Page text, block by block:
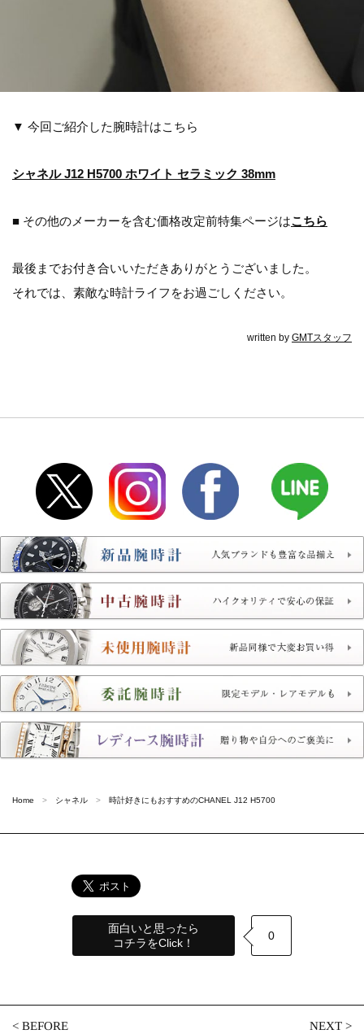
▼ 今回ご紹介した腕時計はこちら
シャネル J12 H5700 ホワイト セラミック 38mm
■ その他のメーカーを含む価格改定前特集ページはこちら
最後までお付き合いいただきありがとうございました。
それでは、素敵な時計ライフをお過ごしください。
written by GMTスタッフ
Home シャネル 時計好きにもおすすめのCHANEL J12 H5700
面白いと思ったら
コチラをClick！
0
<BEFORE NEXT>